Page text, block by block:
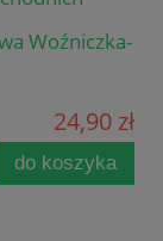
Woźniczka-
24,90 zł
do koszyka